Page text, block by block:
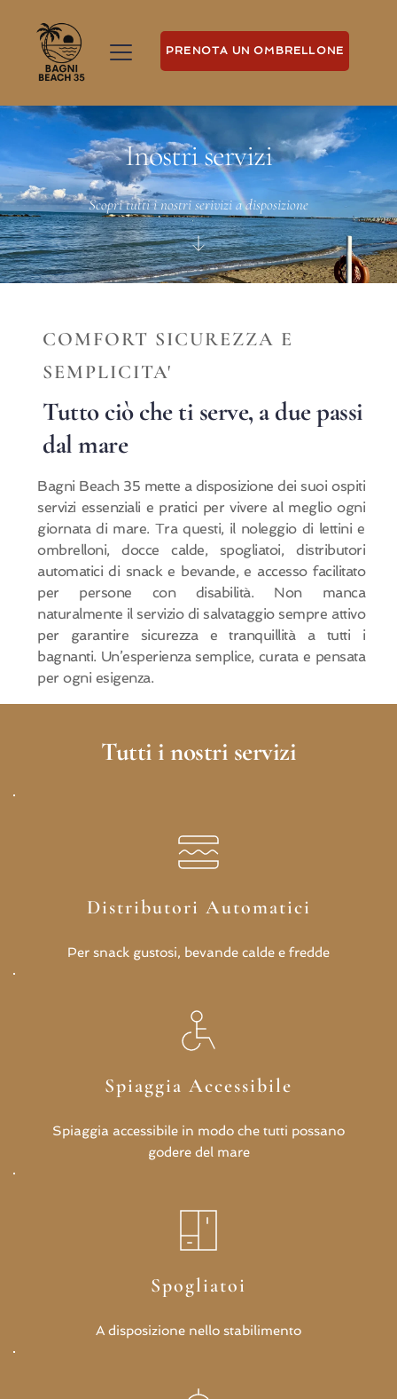
PRENOTA UN OMBRELLONE
Inostri servizi
Scopri tutti i nostri serivizi a disposizione
COMFORT SICUREZZA E
SEMPLICITA'
Tutto ciò che ti serve, a due passi
dal mare
Bagni Beach 35 mette a disposizione dei suoi ospiti
servizi essenziali e pratici per vivere al meglio ogni
giornata di mare. Tra questi, il noleggio di lettini e
ombrelloni, docce calde, spogliatoi, distributori
automatici di snack e bevande, e accesso facilitato
per persone con disabilità. Non manca
naturalmente il servizio di salvataggio sempre attivo
per garantire sicurezza e tranquillità a tutti i
bagnanti. Un’esperienza semplice, curata e pensata
per ogni esigenza.
Tutti i nostri servizi
Distributori Automatici
Per snack gustosi, bevande calde e fredde
Spiaggia Accessibile
Spiaggia accessibile in modo che tutti possano
godere del mare
Spogliatoi
A disposizione nello stabilimento